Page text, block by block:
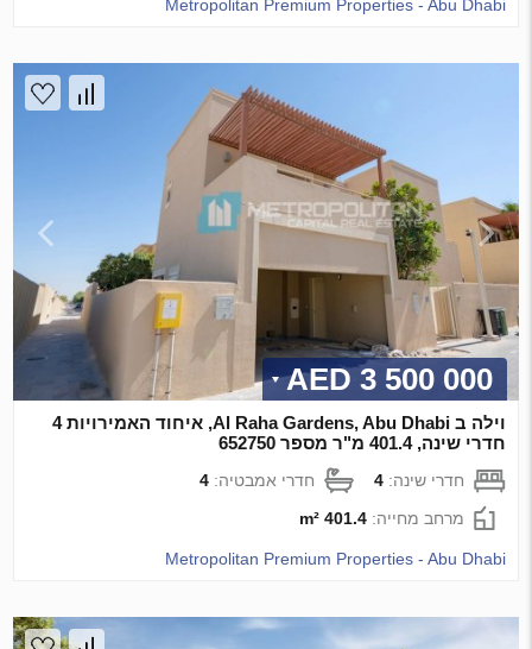
Metropolitan Premium Properties - Abu Dhabi
3 500 000 AED
וילה ב Al Raha Gardens, Abu Dhabi, איחוד האמירויות 4
חדרי שינה, 401.4 מ"ר מספר 652750
חדרי שינה:4 חדרי אמבטיה:4
מרחב מחייה:401.4 m²
Metropolitan Premium Properties - Abu Dhabi